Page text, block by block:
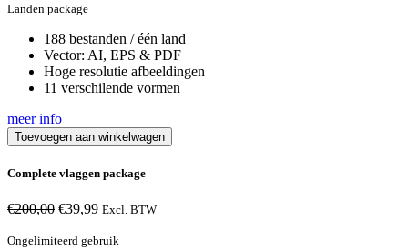
Landen package
188 bestanden / één land
Vector: AI, EPS & PDF
Hoge resolutie afbeeldingen
11 verschilende vormen
meer info
Toevoegen aan winkelwagen
Complete vlaggen package
€200,00 Oorspronkelijke
was:
€39,99Huidige
is:
Excl. BTW
Ongelimiteerd gebruik